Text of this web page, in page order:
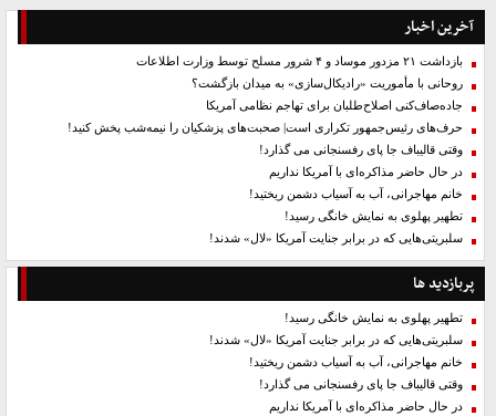
آخرین اخبار
بازداشت ۲۱ مزدور موساد و ۴ شرور مسلح توسط وزارت اطلاعات
روحانی با مأموریت «رادیکال‌سازی» به میدان بازگشت؟
جاده‌صاف‌کنی اصلاح‌طلبان برای تهاجم نظامی آمریکا
حرف‌های رئیس‌جمهور تکراری است| صحبت‌های پزشکیان را نیمه‌شب پخش کنید!
وقتی قالیباف جا پای رفسنجانی می گذارد!
در حال حاضر مذاکره‌ای با آمریکا نداریم
خانم مهاجرانی، آب به آسیاب دشمن ریختید!
تطهیر پهلوی به نمایش خانگی رسید!
سلبریتی‌هایی که در برابر جنایت آمریکا «لال» شدند!
پربازدید ها
تطهیر پهلوی به نمایش خانگی رسید!
سلبریتی‌هایی که در برابر جنایت آمریکا «لال» شدند!
خانم مهاجرانی، آب به آسیاب دشمن ریختید!
وقتی قالیباف جا پای رفسنجانی می گذارد!
در حال حاضر مذاکره‌ای با آمریکا نداریم